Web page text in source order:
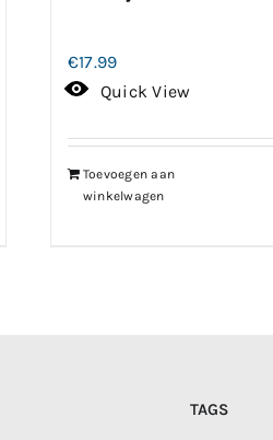
€17.99
Quick View
Toevoegen aan
winkelwagen
TAGS